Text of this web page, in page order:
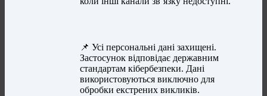
📌 Усі персональні дані захищені.
Застосунок відповідає державним
стандартам кібербезпеки. Дані
використовуються виключно для
обробки екстрених викликів.